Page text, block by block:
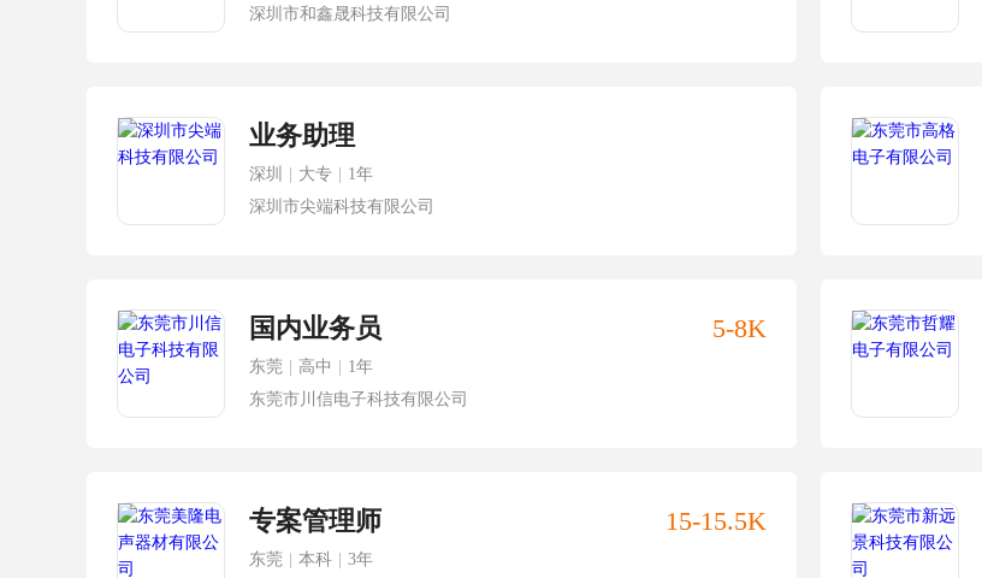
深圳市和鑫晟科技有限公司
业务助理
深圳 大专
1年
深圳市尖端科技有限公司
国内业务员 5-8K
东莞 高中
1年
东莞市川信电子科技有限公司
专案管理师 15-15.5K
东莞 本科
3年